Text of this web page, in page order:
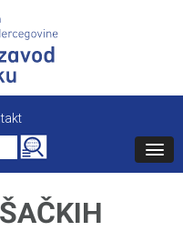
Search
for: